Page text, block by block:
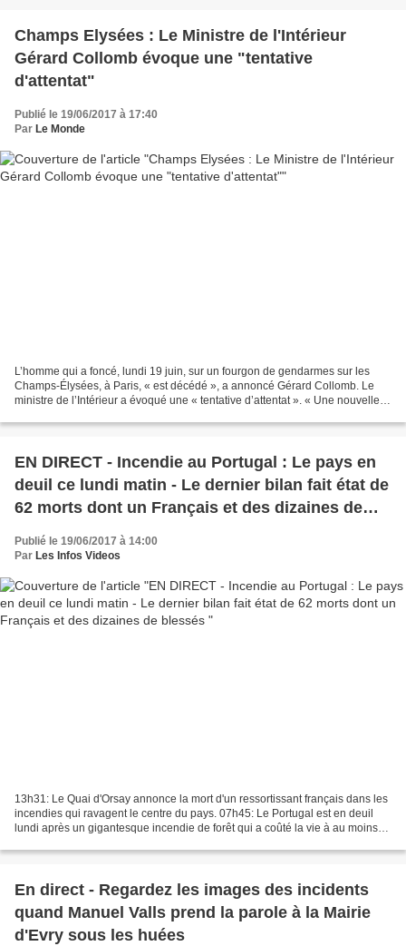
Champs Elysées : Le Ministre de l'Intérieur
Gérard Collomb évoque une "tentative
d'attentat"
Publié le 19/06/2017 à 17:40
Par Le Monde
L’homme qui a foncé, lundi 19 juin, sur un fourgon de gendarmes sur les
Champs-Élysées, à Paris, « est décédé », a annoncé Gérard Collomb. Le
ministre de l’Intérieur a évoqué une « tentative d’attentat ». « Une nouvelle
EN DIRECT - Incendie au Portugal : Le pays en
deuil ce lundi matin - Le dernier bilan fait état de
62 morts dont un Français et des dizaines de
blessés
Publié le 19/06/2017 à 14:00
Par Les Infos Videos
13h31: Le Quai d'Orsay annonce la mort d'un ressortissant français dans les
incendies qui ravagent le centre du pays. 07h45: Le Portugal est en deuil
lundi après un gigantesque incendie de forêt qui a coûté la vie à au moins
En direct - Regardez les images des incidents
quand Manuel Valls prend la parole à la Mairie
d'Evry sous les huées